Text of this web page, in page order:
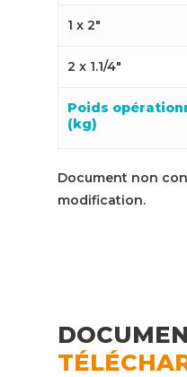
1 x 2″
2 x 1.1/4″
Poids
(kg)
Document non
modification.